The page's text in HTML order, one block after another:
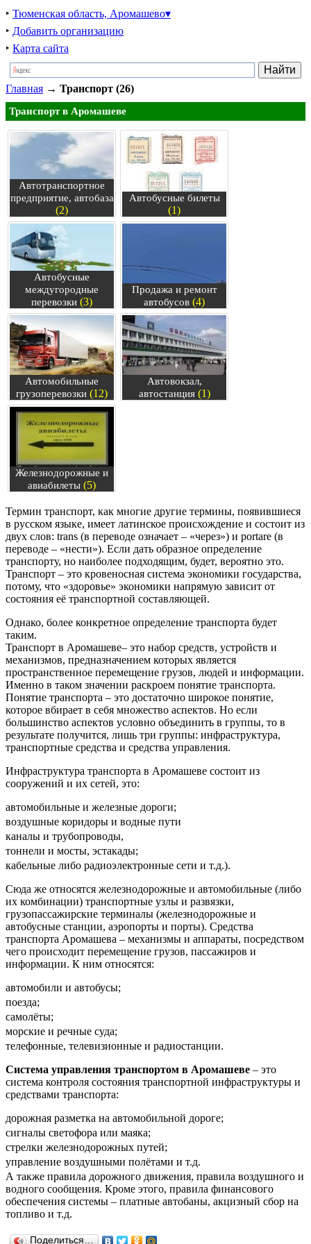
‣ Тюменская область, Аромашево▾
‣ Добавить организацию
‣ Карта сайта
Главная → Транспорт (26)
Транспорт в Аромашеве
Автотранспортное
предприятие, автобаза
(2)
Автобусные билеты
(1)
Автобусные
междугородные
перевозки (3)
Продажа и ремонт
автобусов (4)
Автомобильные
грузоперевозки (12)
Автовокзал,
автостанция(1)
Железнодорожные и
авиабилеты (5)
Термин транспорт, как многие другие термины, появившиеся
в русском языке, имеет латинское происхождение и состоит из
двух слов: trans (в переводе означает – «через») и portare (в
переводе – «нести»). Если дать образное определение
транспорту, но наиболее подходящим, будет, вероятно это.
Транспорт – это кровеносная система экономики государства,
потому, что «здоровье» экономики напрямую зависит от
состояния её транспортной составляющей.
Однако, более конкретное определение транспорта будет
таким.
Транспорт в Аромашеве– это набор средств, устройств и
механизмов, предназначением которых является
пространственное перемещение грузов, людей и информации.
Именно в таком значении раскроем понятие транспорта.
Понятие транспорта – это достаточно широкое понятие,
которое вбирает в себя множество аспектов. Но если
большинство аспектов условно объединить в группы, то в
результате получится, лишь три группы: инфраструктура,
транспортные средства и средства управления.
Инфраструктура транспорта в Аромашеве состоит из
сооружений и их сетей, это:
автомобильные и железные дороги;
воздушные коридоры и водные пути
каналы и трубопроводы,
тоннели и мосты, эстакады;
кабельные либо радиоэлектронные сети и т.д.).
Сюда же относятся железнодорожные и автомобильные (либо
их комбинации) транспортные узлы и развязки,
грузопассажирские терминалы (железнодорожные и
автобусные станции, аэропорты и порты). Средства
транспорта Аромашева – механизмы и аппараты, посредством
чего происходит перемещение грузов, пассажиров и
информации. К ним относятся:
автомобили и автобусы;
поезда;
самолёты;
морские и речные суда;
телефонные, телевизионные и радиостанции.
Система управления транспортом в Аромашеве – это
система контроля состояния транспортной инфраструктуры и
средствами транспорта:
дорожная разметка на автомобильной дороге;
сигналы светофора или маяка;
стрелки железнодорожных путей;
управление воздушными полётами и т.д.
А также правила дорожного движения, правила воздушного и
водного сообщения. Кроме этого, правила финансового
обеспечения системы – платные автобаны, акцизный сбор на
топливо и т.д.
Поделиться…